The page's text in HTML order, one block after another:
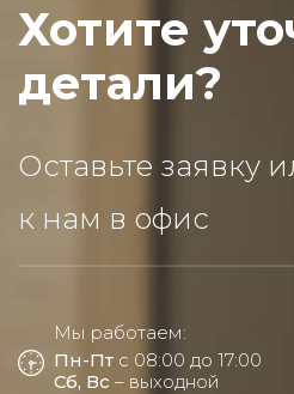
Хотите
детали?
Оставьте заявку
к нам в офис
Мы работаем:
Пн-Пт с 08:00 до 17:00
Сб, Вс – выходной